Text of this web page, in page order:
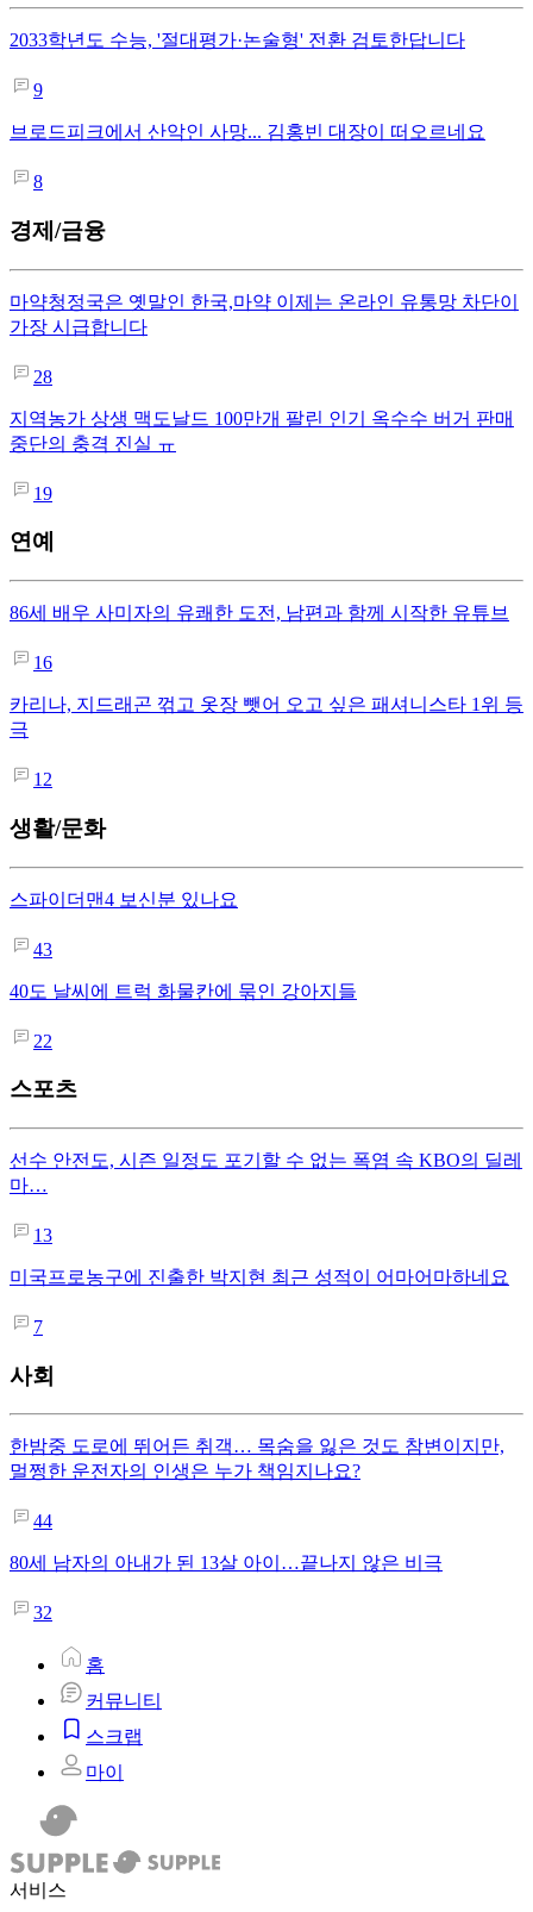
2033학년도 수능, '절대평가·논술형' 전환 검토한답니다
9
브로드피크에서 산악인 사망... 김홍빈 대장이 떠오르네요
8
경제/금융
마약청정국은 옛말인 한국,마약 이제는 온라인 유통망 차단이
가장 시급합니다
28
지역농가 상생 맥도날드 100만개 팔린 인기 옥수수 버거 판매
중단의 충격 진실 ㅠ
19
연예
86세 배우 사미자의 유쾌한 도전, 남편과 함께 시작한 유튜브
16
카리나, 지드래곤 꺾고 옷장 뺏어 오고 싶은 패셔니스타 1위 등
극
12
생활/문화
스파이더맨4 보신분 있나요
43
40도 날씨에 트럭 화물칸에 묶인 강아지들
22
스포츠
선수 안전도, 시즌 일정도 포기할 수 없는 폭염 속 KBO의 딜레
마…
13
미국프로농구에 진출한 박지현 최근 성적이 어마어마하네요
7
사회
한밤중 도로에 뛰어든 취객… 목숨을 잃은 것도 참변이지만,
멀쩡한 운전자의 인생은 누가 책임지나요?
44
80세 남자의 아내가 된 13살 아이…끝나지 않은 비극
32
홈
커뮤니티
스크랩
마이
서비스